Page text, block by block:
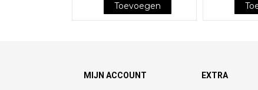
Toevoegen
MIJN ACCOUNT EXTRA